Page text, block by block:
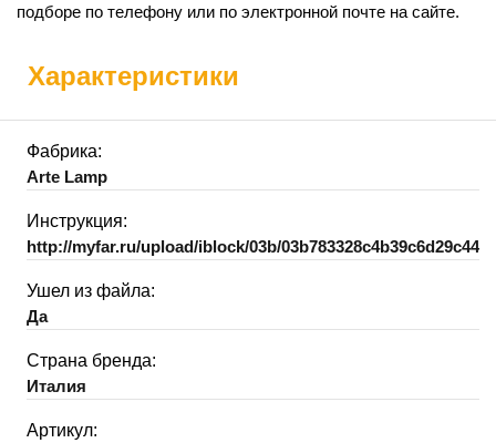
подборе по телефону или по электронной почте на сайте.
Характеристики
Фабрика:
Arte Lamp
Инструкция:
http://myfar.ru/upload/iblock/03b/
Ушел из файла:
Да
Страна бренда:
Италия
Артикул: